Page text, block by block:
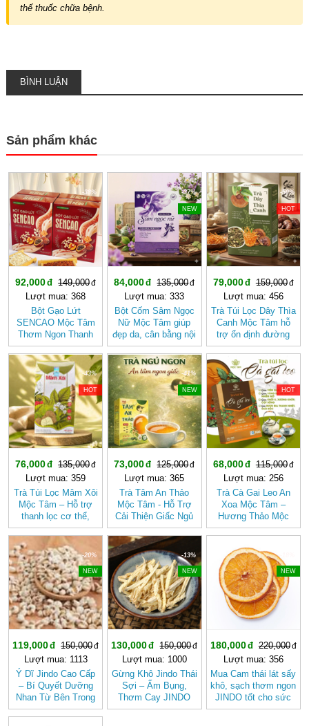
thế thuốc chữa bệnh.
BÌNH LUẬN
Sản phẩm khác
-38%
92,000
149,000
Lượt mua: 368
Bột Gạo Lứt
SENCAO Mộc Tâm
Thơm Ngon Thanh
Nhẹ, Phù Hợp Ăn
Kiêng
-37%
NEW
84,000
135,000
Lượt mua: 333
Bột Cốm Sâm Ngọc
Nữ Mộc Tâm giúp
đẹp da, cân bằng nội
tiết tố nữ
-50%
HOT
79,000
159,000
Lượt mua: 456
Trà Túi Lọc Dây Thìa
Canh Mộc Tâm hỗ
trợ ổn định đường
huyết
-43%
HOT
76,000
135,000
Lượt mua: 359
Trà Túi Lọc Mâm Xôi
Mộc Tâm – Hỗ trợ
thanh lọc cơ thể,
mang lại cảm giác
nhẹ nhàng
-41%
NEW
73,000
125,000
Lượt mua: 365
Trà Tâm An Thảo
Mộc Tâm - Hỗ Trợ
Cải Thiện Giấc Ngủ
(Hộp 30 túi lọc)
-40%
HOT
68,000
115,000
Lượt mua: 256
Trà Cà Gai Leo An
Xoa Mộc Tâm –
Hương Thảo Mộc
Cho Ngày Thư Thái
-20%
NEW
119,000
150,000
Lượt mua: 1113
Ý Dĩ Jindo Cao Cấp
– Bí Quyết Dưỡng
Nhan Từ Bên Trong
-13%
NEW
130,000
150,000
Lượt mua: 1000
Gừng Khô Jindo Thái
Sợi – Ấm Bụng,
Thơm Cay JINDO
NEW
180,000
220,000
Lượt mua: 356
Mua Cam thái lát sấy
khô, sạch thơm ngon
JINDO tốt cho sức
khỏe